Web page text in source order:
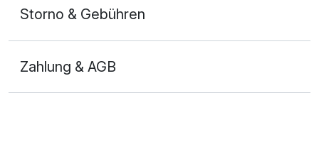
Storno & Gebühren
Zahlung & AGB